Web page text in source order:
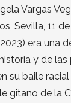
Vargas
Sevilla, 11 de
era una
y de
su baile racial
gitano de la